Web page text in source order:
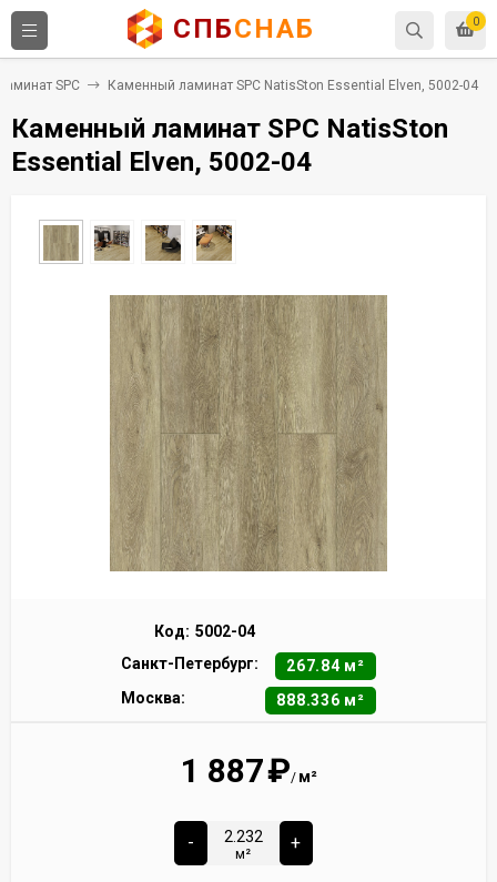
0
СПБСНАБ
SPC Каменный ламинат SPC NatisSton Essential Elven, 5002-04
Каменный ламинат SPC NatisSton
Essential Elven, 5002-04
Код: 5002-04
Санкт-Петербург:
267.84 м²
Москва:
888.336 м²
1 887₽/ м²
-
м²
+